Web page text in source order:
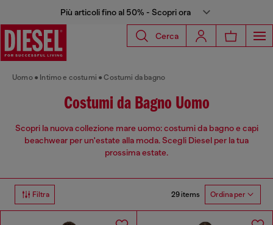
Più articoli fino al 50% - Scopri ora
Cerca
Uomo Intimo e costumi Costumi da bagno
Costumi da Bagno Uomo
Scopri la nuova collezione mare uomo: costumi da bagno e capi
beachwear per un'estate alla moda. Scegli Diesel per la tua
prossima estate.
Filtra 29 items Ordina per